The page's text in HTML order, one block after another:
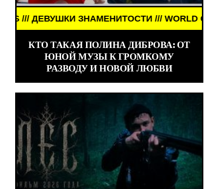
ЗНАМЕНИТОСТИ /// WORLD GIRLS ///
КТО ТАКАЯ ПОЛИНА ДИБРОВА: ОТ
ЮНОЙ МУЗЫ К ГРОМКОМУ
РАЗВОДУ И НОВОЙ ЛЮБВИ